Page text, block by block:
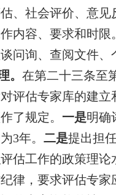
、社会评价、意
内容、要求和时
问询、查阅文件、
。 在第二十三条至
评估专家库的建
了规定。 一是明确
3年。 二是提出担
估工作的政策理
律，要求评估专